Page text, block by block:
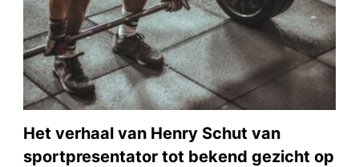
Het verhaal van Henry Schut van
sportpresentator tot bekend gezicht op